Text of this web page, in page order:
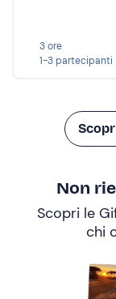
3 ore
1-3 partecipanti
Non
Scopri le
chi